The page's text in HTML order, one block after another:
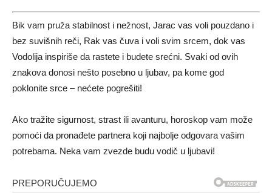
Bik vam pruža stabilnost i nežnost, Jarac vas voli pouzdano i
bez suvišnih reči, Rak vas čuva i voli svim srcem, dok vas
Vodolija inspiriše da rastete i budete srećni. Svaki od ovih
znakova donosi nešto posebno u ljubav, pa kome god
poklonite srce – nećete pogrešiti!
Ako tražite sigurnost, strast ili avanturu, horoskop vam može
pomoći da pronađete partnera koji najbolje odgovara vašim
potrebama. Neka vam zvezde budu vodič u ljubavi!